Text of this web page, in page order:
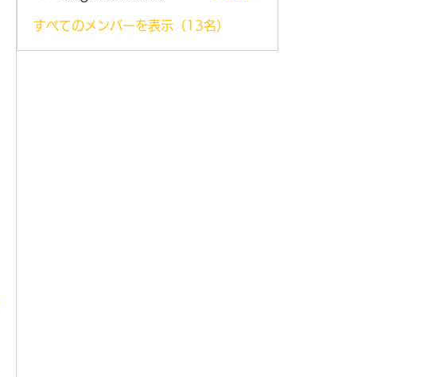
すべてのメンバーを表示（13名）